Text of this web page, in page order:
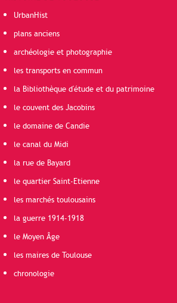
UrbanHist
plans anciens
archéologie et photographie
les transports en commun
la Bibliothèque d'étude et du patrimoine
le couvent des Jacobins
le domaine de Candie
le canal du Midi
la rue de Bayard
le quartier Saint-Etienne
les marchés toulousains
la guerre 1914-1918
le Moyen Âge
les maires de Toulouse
chronologie